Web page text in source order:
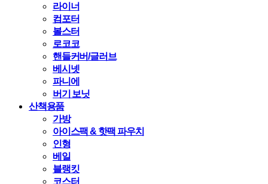
라이너
컴포터
볼스터
로코코
핸들커버/글러브
베시넷
파니에
버기 보닛
산책용품
가방
아이스팩 & 핫팩 파우치
인형
베일
블랭킷
코스터